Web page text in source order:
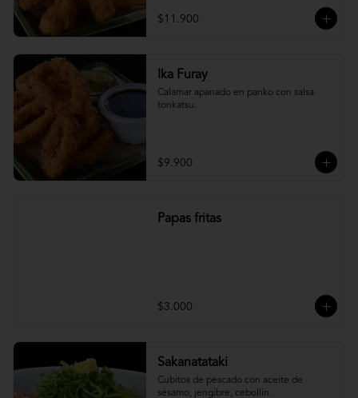
$11.900
Ika Furay
Calamar apanado en panko con salsa
tonkatsu.
$9.900
Papas fritas
$3.000
Sakanatataki
Cubitos de pescado con aceite de
sésamo, jengibre, cebollín.